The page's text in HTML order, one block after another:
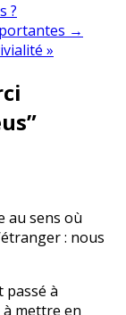
?
→
»
”
au sens où
: nous
passé à
mettre en